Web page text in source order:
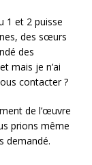
1 et 2 puisse
des sœurs
des
mais je n’ai
contacter ?
de l’œuvre
prions même
demandé.